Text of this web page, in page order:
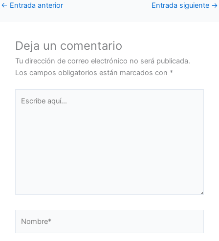
← Entrada anterior Entrada siguiente →
Deja un comentario
Tu dirección de correo electrónico no será publicada.
Los campos obligatorios están marcados con *
aquí...